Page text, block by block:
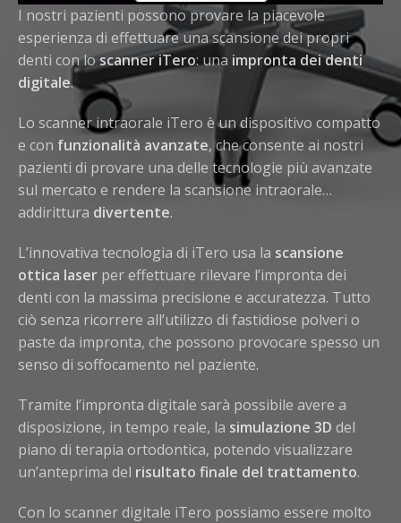
I nostri pazienti possono provare la piacevole
esperienza di effettuare una scansione dei propri
denti con loscanner iTero: una impronta dei denti
digitale.
Lo scanner intraorale iTero è un dispositivo compatto
e con funzionalità avanzate, che consente ai nostri
pazienti di provare una delle tecnologie più avanzate
sul mercato e rendere la scansione intraorale…
addirittura divertente.
L’innovativa tecnologia di iTero usa la scansione
ottica laser per effettuare rilevare l’impronta dei
denti con la massima precisione e accuratezza. Tutto
ciò senza ricorrere all’utilizzo di fastidiose polveri o
paste da impronta, che possono provocare spesso un
senso di soffocamento nel paziente.
Tramite l’impronta digitale sarà possibile avere a
disposizione, in tempo reale, la simulazione 3D del
piano di terapia ortodontica, potendo visualizzare
un’anteprima del risultato finale del trattamento.
Con lo scanner digitale iTero possiamo essere molto